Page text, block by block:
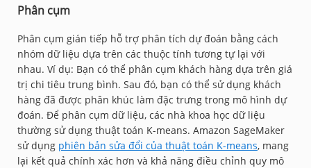
Phân cụm
Phân cụm gián tiếp hỗ trợ phân tích dự đoán bằng cách
nhóm dữ liệu dựa trên các thuộc tính tương tự lại với
nhau. Ví dụ: Bạn có thể phân cụm khách hàng dựa trên giá
trị chi tiêu trung bình. Sau đó, bạn có thể sử dụng khách
hàng đã được phân khúc làm đặc trưng trong mô hình dự
đoán. Để phân cụm dữ liệu, các nhà khoa học dữ liệu
thường sử dụng thuật toán K-means. Amazon SageMaker
sử dụng phiên bản sửa đổi của thuật toán K-means, mang
lại kết quả chính xác hơn và khả năng điều chỉnh quy mô